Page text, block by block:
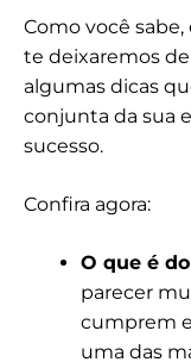
Como você
te deixaremos de
algumas dicas
conjunta da sua
sucesso.
Confira agora:
O que é
parecer
cumprem
uma das